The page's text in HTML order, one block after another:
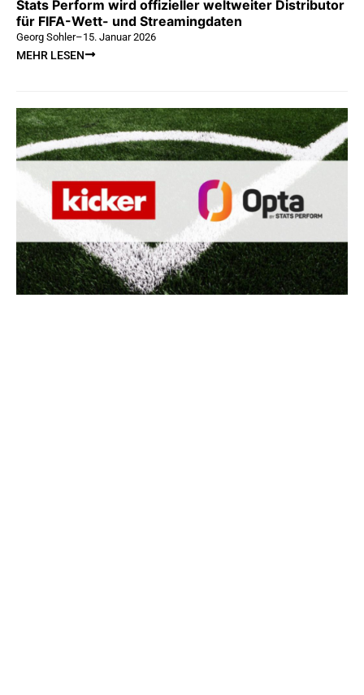
Stats Perform wird offizieller weltweiter Distributor
für FIFA-Wett- und Streamingdaten
Georg Sohler–15. Januar 2026
MEHR LESEN